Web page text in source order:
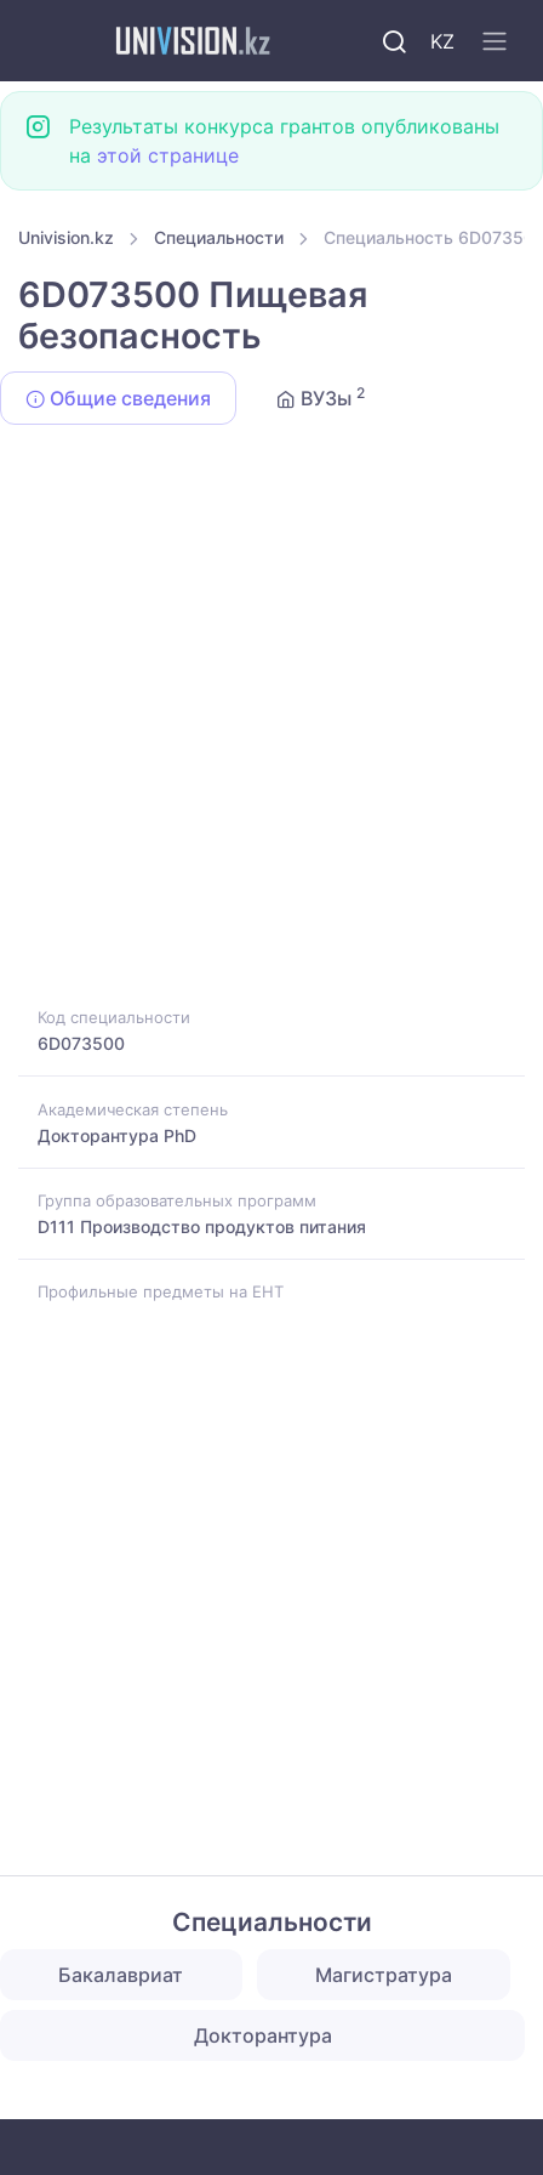
KZ
Результаты конкурса грантов опубликованы
на этой странице
Univision.kz Специальности Специальность
6D073500 Пищевая
безопасность
Общие сведения ВУЗы 2
Код специальности
6D073500
Академическая степень
Докторантура PhD
Группа образовательных программ
D111 Производство продуктов питания
Профильные предметы на ЕНТ
Специальности
Бакалавриат Магистратура
Докторантура